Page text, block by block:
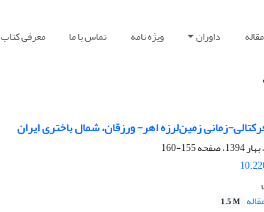
داوران ویژه نامه تماس با ما معرفی کتاب
زمانی زمین‌لرزه اهر- ورزقان، شمال باختری ایران
155-160
1.5 M